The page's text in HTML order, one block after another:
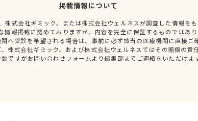
掲載情報について
株式会社ギミック、または株式会社ウェルネスが調査した情報を
情報掲載に努めておりますが、内容を完全に保証するものではあ
へ受診を希望される場合は、事前に必ず該当の医療機関に直接ご
株式会社ギミック、および株式会社ウェルネスではその賠償の責
ですがお問い合わせフォームより編集部までご連絡をいただけま